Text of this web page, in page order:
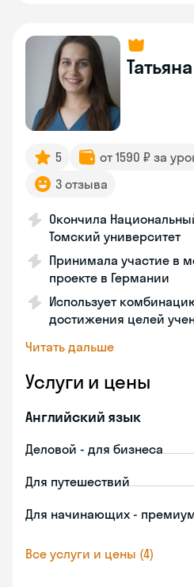
Татьяна
5 от 1590 ₽ за
3 отзыва
Окончила
Томский университет
Принимала участие в
проекте в Германии
Использует
достижения целей
Читать дальше
Услуги и цены
Английский язык
Деловой - для бизнеса
Для путешествий
Для начинающих -
Все услуги и цены (4)